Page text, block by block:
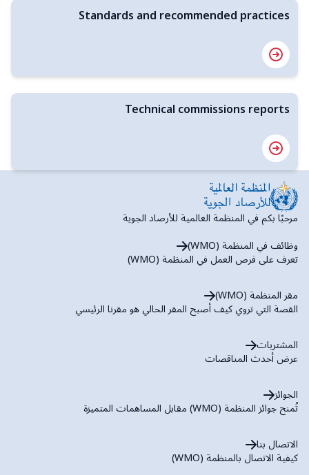
Standards and recommended practices
Technical commissions reports
مرحبًا بكم في المنظمة العالمية للأرصاد الجوية
وظائف في المنظمة (WMO)
تعرف على فرص العمل في المنظمة (WMO)
مقر المنظمة (WMO)
القصة التي تروي كيف أصبح المقر الحالي هو مقرنا الرئيسي
المشتريات
عرض أحدث المناقصات
الجوائز
تُمنح جوائز المنظمة (WMO) مقابل المساهمات المتميزة
الاتصال بنا
كيفية الاتصال بالمنظمة (WMO)